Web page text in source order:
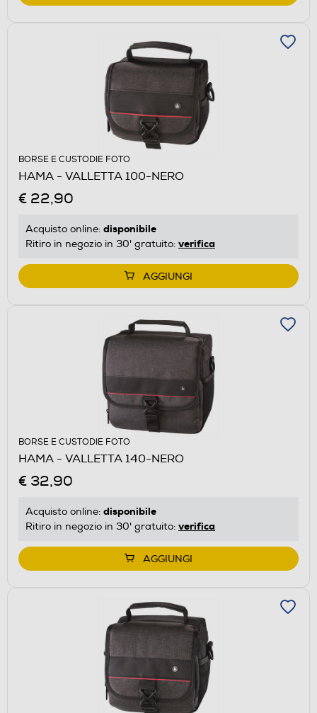
BORSE E CUSTODIE FOTO
HAMA - VALLETTA 100-NERO
€ 22,90
Acquisto online: disponibile
Ritiro in negozio in 30' gratuito: verifica
AGGIUNGI
BORSE E CUSTODIE FOTO
HAMA - VALLETTA 140-NERO
€ 32,90
Acquisto online: disponibile
Ritiro in negozio in 30' gratuito: verifica
AGGIUNGI